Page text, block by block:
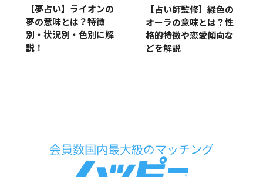
【夢占い】ライオンの
夢の意味とは？特徴
別・状況別・色別に解
説！
【占い師監修】緑色の
オーラの意味とは？性
格的特徴や恋愛傾向な
どを解説